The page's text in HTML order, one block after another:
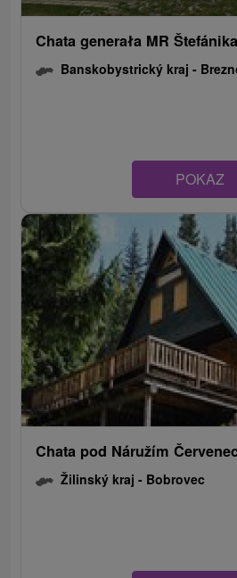
Chata generała MR
Banskobystrický kraj -
POKAZ
Chata pod Náružím
Žilinský kraj - Bobrovec